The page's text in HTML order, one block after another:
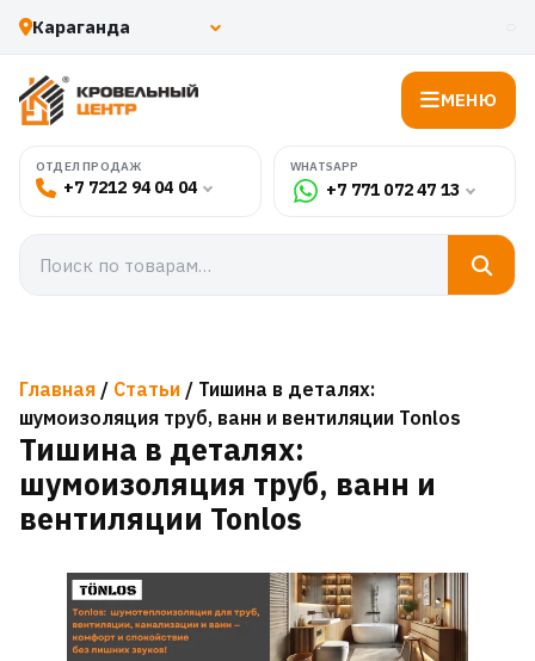
МЕНЮ
ОТДЕЛ ПРОДАЖ
+7 7212 94 04 04
WHATSAPP
+7 771 072 47 13
Главная / Статьи / Тишина в деталях:
шумоизоляция труб, ванн и вентиляции Tonlos
Тишина в деталях:
шумоизоляция труб, ванн и
вентиляции Tonlos